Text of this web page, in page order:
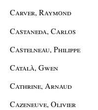
Carver, Raymond
Castaneda, Carlos
Castelneau, Philippe
Català, Gwen
Cathrine, Arnaud
Cazeneuve, Olivier